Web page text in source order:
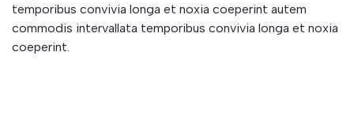
temporibus convivia longa et noxia coeperint autem
commodis intervallata temporibus convivia longa et noxia
coeperint.